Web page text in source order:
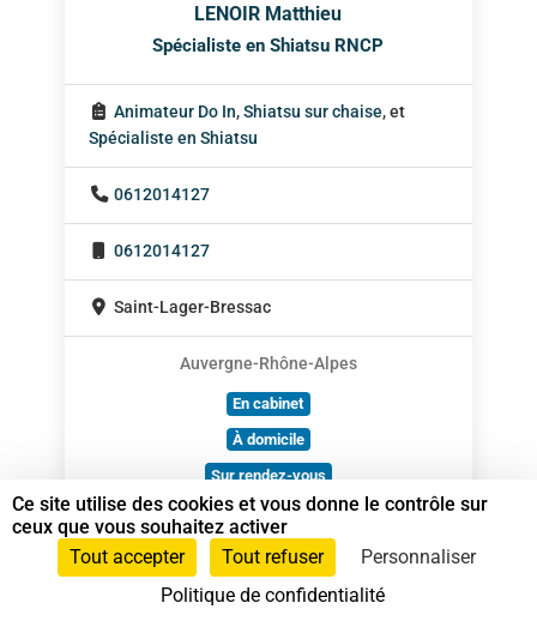
LENOIR Matthieu
Spécialiste en Shiatsu RNCP
Animateur Do In,Shiatsu sur chaise, et
Spécialiste en Shiatsu
0612014127
0612014127
Saint-Lager-Bressac
Auvergne-Rhône-Alpes
En cabinet
À domicile
Sur rendez-vous
Ce site utilise des cookies et vous donne le contrôle sur
ceux que vous souhaitez activer
Tout accepter
Tout refuser
Personnaliser
Politique de confidentialité